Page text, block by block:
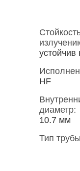
устойчив
HF
диаметр:
10.7 мм
Тип